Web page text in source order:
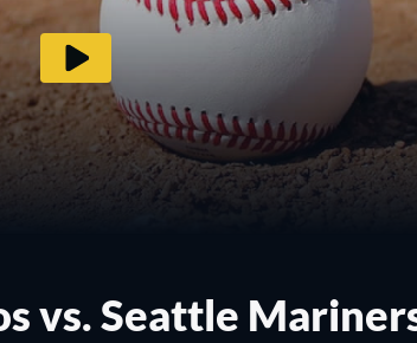
vs. Seattle